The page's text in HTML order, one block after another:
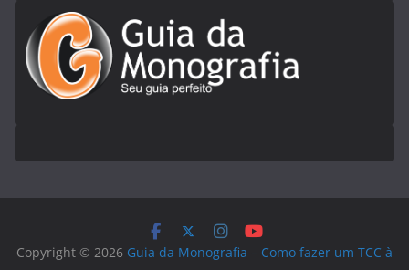
Copyright © 2026 Guia da Monografia – Como fazer um TCC à